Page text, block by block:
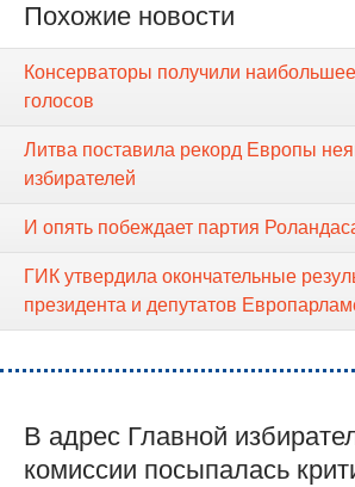
Похожие новости
Консерваторы получили
голосов
Литва поставила рекорд Европы
избирателей
И опять побеждает партия
ГИК утвердила окончательные
президента и депутатов
В адрес Главной
комиссии посыпалась